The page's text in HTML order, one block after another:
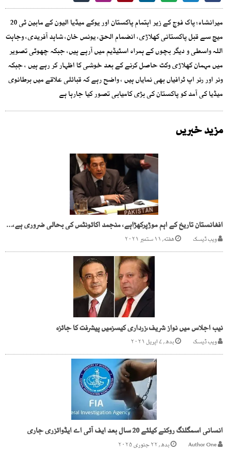
میرانشاہ: پاک فوج کے زیر اہتمام پاکستان اور یوکے میڈیا الیون کے مابین ٹی 20
میچ سے قبل پاکستانی کھلاڑی، انضمام الحق، یونس خان، شاہد آفریدی، وجاہت
اللہ واسطی و دیگر بچوں کے ہمراہ اسٹیڈیم میں آرہے ہیں، جبکہ چھوٹی تصویر
میں مہمان کھلاڑی وکٹ حاصل کرنے کے بعد خوشی کا اظہار کر رہے ہیں ، جبکہ
ونر اور رنر اپ ٹرافیاں بھی نمایاں ہیں ، واضح رہے کہ قبائلی علاقے میں برطانوی
میڈیا کی آمد کو پاکستان کی بڑی کامیابی تصور کیا جارہا ہے
مزید خبریں
افغانستان تاریخ کے اہم موڑپرکھڑاہے، منجمد اکائونٹس کی بحالی ضروری ہے، منیر اکرم
ویب ڈیسک هفته, ۱۱ ستمبر ۲۰۲۱
نیب اجلاس میں نواز شریف،زرداری کیسزمیں پیشرفت کا جائزہ
ویب ڈیسک بدھ, ۷ اپریل ۲۰۲۱
انسانی اسمگلنگ روکنے کیلئے 20 سال بعد ایف آئی اے ایڈوائزری جاری
بدھ, ۲۲ جنوری ۲۰۲۵